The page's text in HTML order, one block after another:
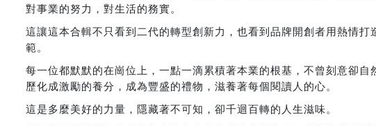
對事業的努力，對生活的務實。
這讓這本合輯不只看到二代的轉型創新力，也看到品牌開創者用熱情
範。
每一位都默默的在崗位上，一點一滴累積著本業的根基，不曾刻意卻
歷化成激勵的養分，成為豐盛的禮物，滋養著每個閱讀人的心。
這是多麼美好的力量，隱藏著不可知，卻千迴百轉的人生滋味。